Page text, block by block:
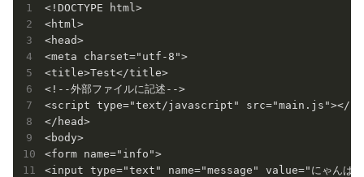
<!DOCTYPE html>
<html>
<head>
<meta charset="utf-8">
<title>Test</title>
<!--外部ファイルに記述-->
<script type="text/javascript" src="main.js"></
</head>
<body>
<form name="info">
<input type="text" name="message" value="にゃんぱ